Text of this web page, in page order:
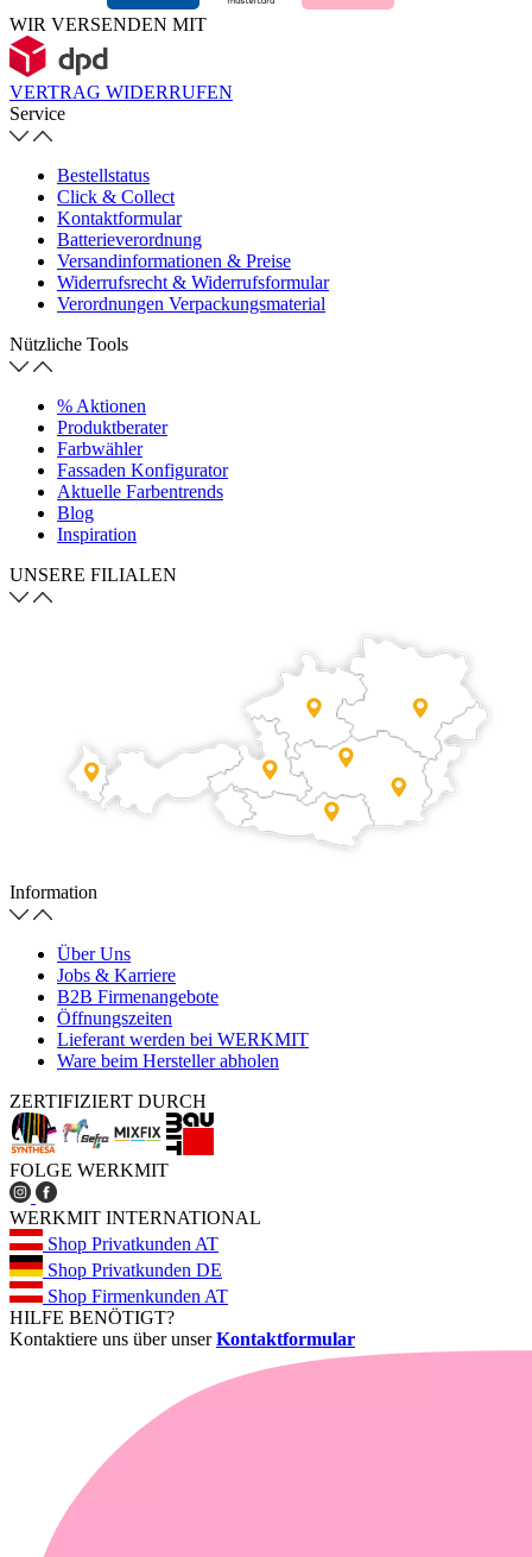
WIR VERSENDEN MIT
VERTRAG WIDERRUFEN
Service
Bestellstatus
Click & Collect
Kontaktformular
Batterieverordnung
Versandinformationen & Preise
Widerrufsrecht & Widerrufsformular
Verordnungen Verpackungsmaterial
Nützliche Tools
% Aktionen
Produktberater
Farbwähler
Fassaden Konfigurator
Aktuelle Farbentrends
Blog
Inspiration
UNSERE FILIALEN
Information
Über Uns
Jobs & Karriere
B2B Firmenangebote
Öffnungszeiten
Lieferant werden bei WERKMIT
Ware beim Hersteller abholen
ZERTIFIZIERT DURCH
FOLGE WERKMIT
WERKMIT INTERNATIONAL
Shop Privatkunden AT
Shop Privatkunden DE
Shop Firmenkunden AT
HILFE BENÖTIGT?
Kontaktiere uns über unserKontaktformular